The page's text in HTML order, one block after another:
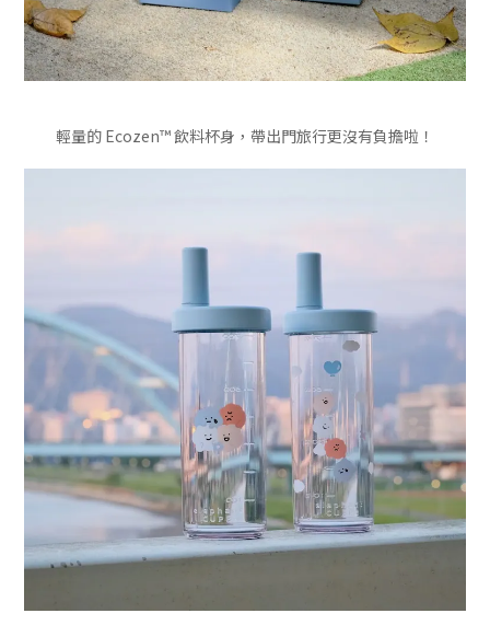
輕量的 Ecozen™ 飲料杯身，帶出門旅行更沒有負擔啦！